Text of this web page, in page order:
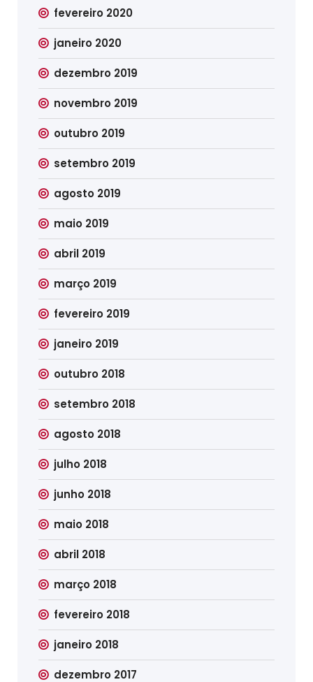
fevereiro 2020
janeiro 2020
dezembro 2019
novembro 2019
outubro 2019
setembro 2019
agosto 2019
maio 2019
abril 2019
março 2019
fevereiro 2019
janeiro 2019
outubro 2018
setembro 2018
agosto 2018
julho 2018
junho 2018
maio 2018
abril 2018
março 2018
fevereiro 2018
janeiro 2018
dezembro 2017